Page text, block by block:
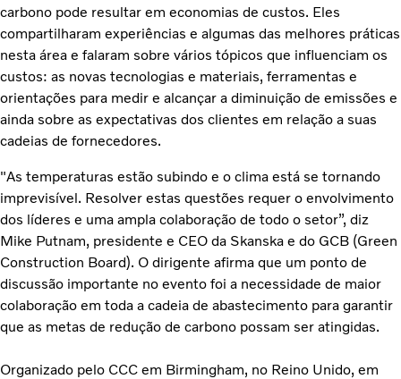
carbono pode resultar em economias de custos. Eles
compartilharam experiências e algumas das melhores práticas
nesta área e falaram sobre vários tópicos que influenciam os
custos: as novas tecnologias e materiais, ferramentas e
orientações para medir e alcançar a diminuição de emissões e
ainda sobre as expectativas dos clientes em relação a suas
cadeias de fornecedores.
"As temperaturas estão subindo e o clima está se tornando
imprevisível. Resolver estas questões requer o envolvimento
dos líderes e uma ampla colaboração de todo o setor”, diz
Mike Putnam, presidente e CEO da Skanska e do GCB (Green
Construction Board). O dirigente afirma que um ponto de
discussão importante no evento foi a necessidade de maior
colaboração em toda a cadeia de abastecimento para garantir
que as metas de redução de carbono possam ser atingidas.
Organizado pelo CCC em Birmingham, no Reino Unido, em